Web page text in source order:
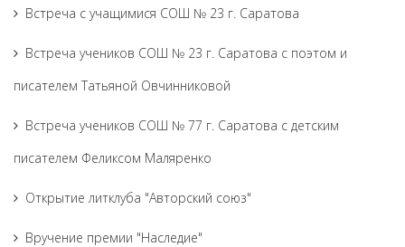
Встреча с учащимися СОШ № 23 г. Саратова
Встреча учеников СОШ № 23 г. Саратова с поэтом и
писателем Татьяной Овчинниковой
Встреча учеников СОШ № 77 г. Саратова с детским
писателем Феликсом Маляренко
Открытие литклуба "Авторский союз"
Вручение премии "Наследие"